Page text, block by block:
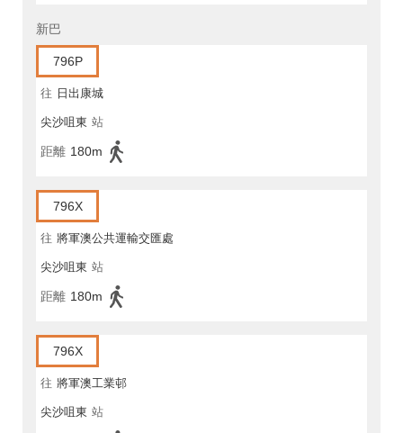
新巴
796P
往 日出康城
尖沙咀東 站
距離 180m
796X
往 將軍澳公共運輸交匯處
尖沙咀東 站
距離 180m
796X
往 將軍澳工業邨
尖沙咀東 站